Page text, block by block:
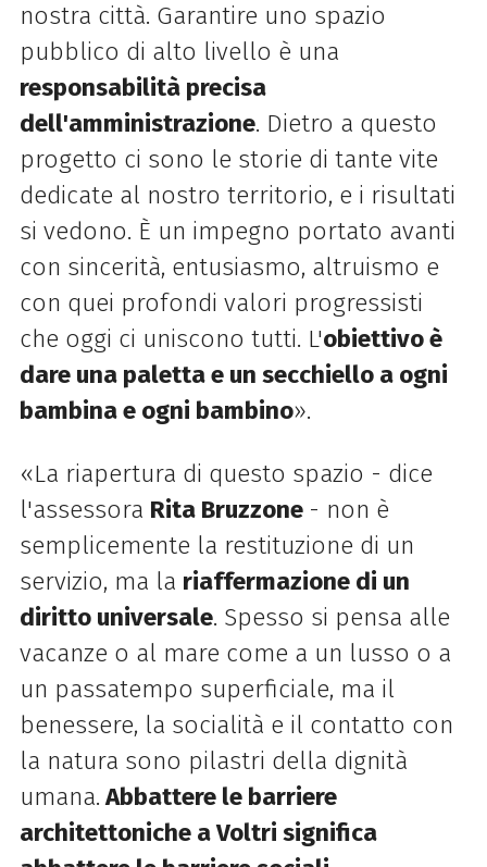
nostra città. Garantire uno spazio
pubblico di alto livello è una
responsabilità precisa
dell'amministrazione. Dietro a questo
progetto ci sono le storie di tante vite
dedicate al nostro territorio, e i risultati
si vedono. È un impegno portato avanti
con sincerità, entusiasmo, altruismo e
con quei profondi valori progressisti
che oggi ci uniscono tutti. L'obiettivo è
dare una paletta e un secchiello a ogni
bambina e ogni bambino».
«La riapertura di questo spazio - dice
l'assessora Rita Bruzzone - non è
semplicemente la restituzione di un
servizio, ma la riaffermazione di un
diritto universale. Spesso si pensa alle
vacanze o al mare come a un lusso o a
un passatempo superficiale, ma il
benessere, la socialità e il contatto con
la natura sono pilastri della dignità
umana.Abbattere le barriere
architettoniche a Voltri significa